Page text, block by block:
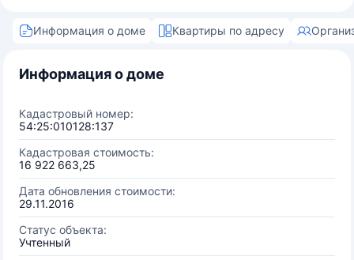
Информация о доме Квартиры по адресу
Информация о доме
Кадастровый номер:
54:25:010128:137
Кадастровая стоимость:
16 922 663,25
Дата обновления стоимости:
29.11.2016
Статус объекта:
Учтенный